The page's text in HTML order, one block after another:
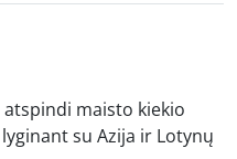
maisto kiekio
su Azija ir Lotynų